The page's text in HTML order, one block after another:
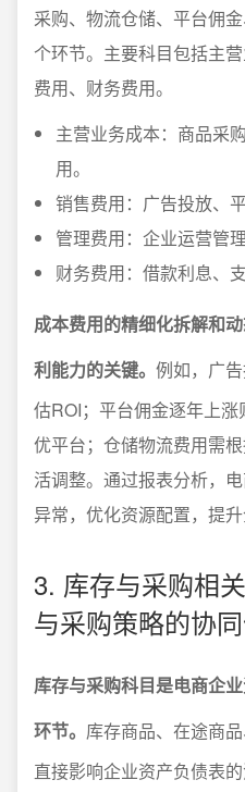
采购、物流仓储、平台佣
个环节。主要科目包括主
费用、财务费用。
主营业务成本：商品采
用。
销售费用：广告投放、
管理费用：企业运营管
财务费用：借款利息、
成本费用的精细化拆解和
利能力的关键。 例如，广
估ROI；平台佣金逐年上
优平台；仓储物流费用需
活调整。通过报表分析，
异常，优化资源配置，提升
3. 库存与采购相
与采购策略的协
库存与采购科目是电商企
环节。 库存商品、在途商
直接影响企业资产负债表